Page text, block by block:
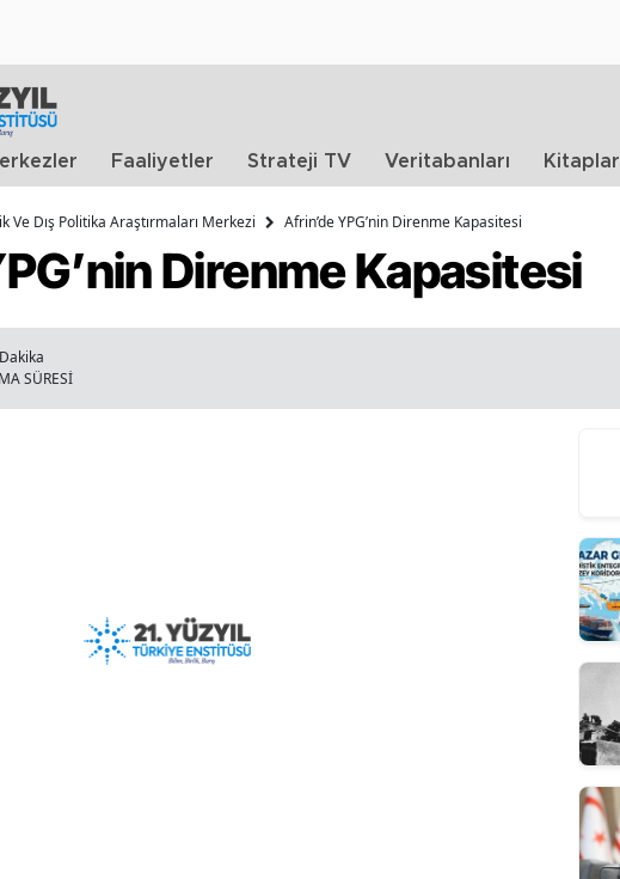
Faaliyetler Strateji TV Veritabanları Kitaplar
Ve Dış Politika Araştırmaları Merkezi Afrin’de YPG’nin Direnme Kapasitesi
Direnme Kapasitesi
SÜRESİ